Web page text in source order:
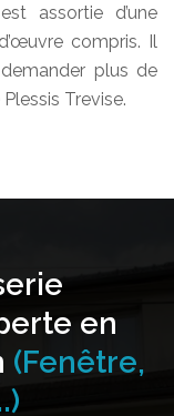
assortie d’une
compris. Il
plus de
Trevise.
en
(Fenêtre,